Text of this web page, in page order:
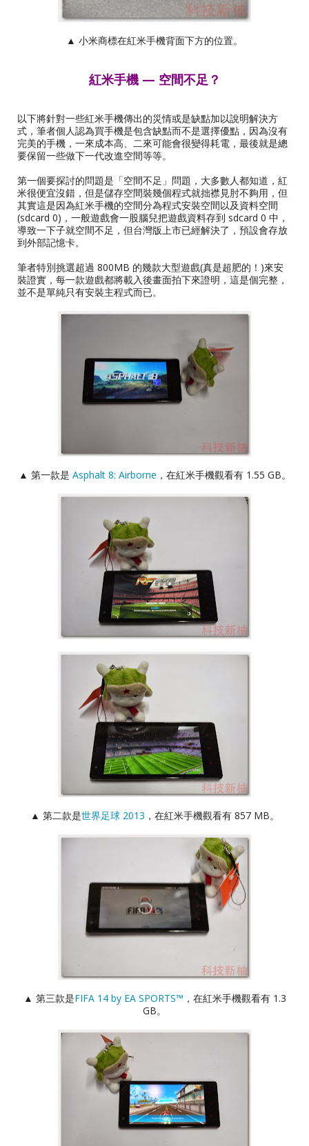
▲ 小米商標在紅米手機背面下方的位置。
紅米手機 — 空間不足？
以下將針對一些紅米手機傳出的災情或是缺點加以說明解決方
式，筆者個人認為買手機是包含缺點而不是選擇優點，因為沒有
完美的手機，一來成本高、二來可能會很變得耗電，最後就是總
要保留一些做下一代改進空間等等。
第一個要探討的問題是「空間不足」問題，大多數人都知道，紅
米很便宜沒錯，但是儲存空間裝幾個程式就拙襟見肘不夠用，但
其實這是因為紅米手機的空間分為程式安裝空間以及資料空間
(sdcard 0)，一般遊戲會一股腦兒把遊戲資料存到 sdcard 0 中，
導致一下子就空間不足，但台灣版上市已經解決了，預設會存放
到外部記憶卡。
筆者特別挑選超過 800MB 的幾款大型遊戲(真是超肥的！)來安
裝證實，每一款遊戲都將載入後畫面拍下來證明，這是個完整，
並不是單純只有安裝主程式而已。
▲ 第一款是 Asphalt 8: Airborne ，在紅米手機觀看有 1.55 GB。
▲ 第二款是世界足球 2013 ，在紅米手機觀看有 857 MB。
▲ 第三款是FIFA 14 by EA SPORTS™ ，在紅米手機觀看有 1.3
GB。